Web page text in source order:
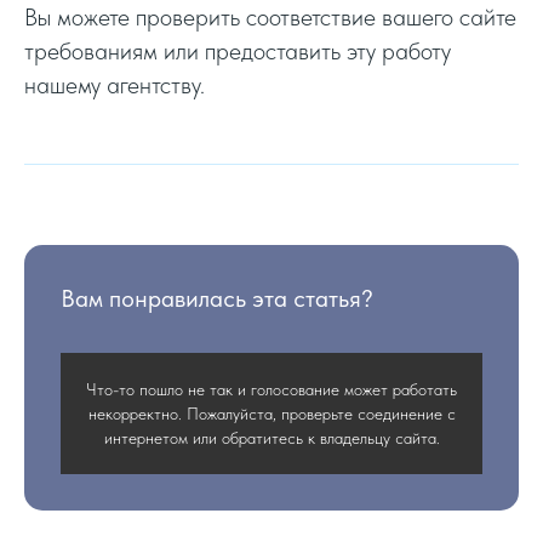
Вы можете проверить соответствие вашего сайте
требованиям или предоставить эту работу
нашему агентству.
Вам понравилась эта статья?
Что-то пошло не так и голосование может работать
некорректно. Пожалуйста, проверьте соединение с
интернетом или обратитесь к владельцу сайта.